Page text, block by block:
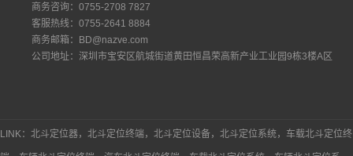
商务咨询：0755-2708 7827
客服热线：0755-2641 8884
商务邮箱：BD@nazve.com
公司地址：深圳市宝安区航城街道黄田恒昌荣高新产业工业园9栋3楼A区
LINK：北斗定位器，北斗定位终端，北斗定位设备，北斗定位系统，车载北斗定位终